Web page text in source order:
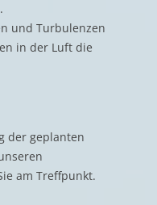
und Turbulenzen
in der Luft die
der geplanten
am Treffpunkt.